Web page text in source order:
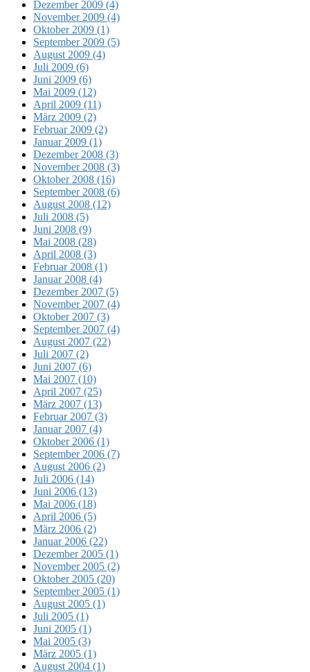
Dezember 2009 (4)
November 2009 (4)
Oktober 2009 (1)
September 2009 (5)
August 2009 (4)
Juli 2009 (6)
Juni 2009 (6)
Mai 2009 (12)
April 2009 (11)
März 2009 (2)
Februar 2009 (2)
Januar 2009 (1)
Dezember 2008 (3)
November 2008 (3)
Oktober 2008 (16)
September 2008 (6)
August 2008 (12)
Juli 2008 (5)
Juni 2008 (9)
Mai 2008 (28)
April 2008 (3)
Februar 2008 (1)
Januar 2008 (4)
Dezember 2007 (5)
November 2007 (4)
Oktober 2007 (3)
September 2007 (4)
August 2007 (22)
Juli 2007 (2)
Juni 2007 (6)
Mai 2007 (10)
April 2007 (25)
März 2007 (13)
Februar 2007 (3)
Januar 2007 (4)
Oktober 2006 (1)
September 2006 (7)
August 2006 (2)
Juli 2006 (14)
Juni 2006 (13)
Mai 2006 (18)
April 2006 (5)
März 2006 (2)
Januar 2006 (22)
Dezember 2005 (1)
November 2005 (2)
Oktober 2005 (20)
September 2005 (1)
August 2005 (1)
Juli 2005 (1)
Juni 2005 (1)
Mai 2005 (3)
März 2005 (1)
August 2004 (1)